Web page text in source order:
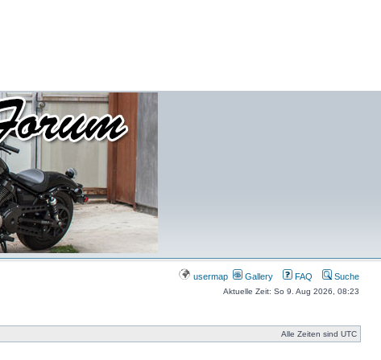
usermap Gallery FAQ Suche
Aktuelle Zeit: So 9. Aug 2026, 08:23
Alle Zeiten sind UTC